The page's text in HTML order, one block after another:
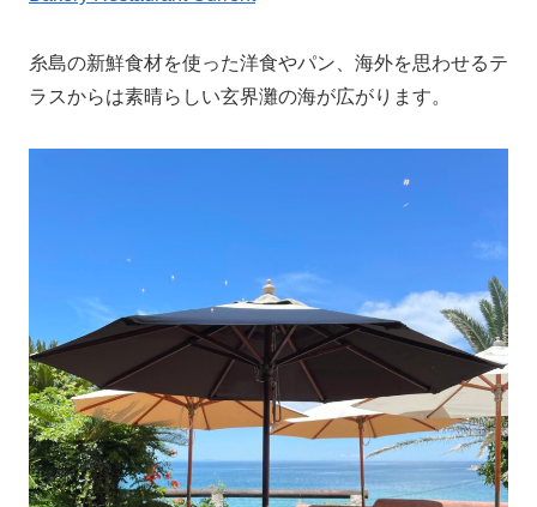
糸島の新鮮食材を使った洋食やパン、海外を思わせるテ
ラスからは素晴らしい玄界灘の海が広がります。